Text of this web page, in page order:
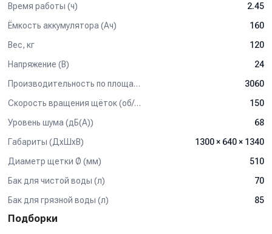
подзарядку
Простое управление и надёжная конструкция
Для детальной консультации и подбора оборудования
Время работы (ч)
2.45
Ёмкость аккумулятора (Ач)
160
Вес, кг
120
Напряжение (В)
24
Производительность по площади (м2/ч)
3060
Скорость вращения щёток (об/мин)
150
Уровень шума (дБ(А))
68
Габариты (ДхШхВ)
1300 × 640 × 1340
Диаметр щетки Ø (мм)
510
Бак для чистой воды (л)
70
Бак для грязной воды (л)
85
Подборки